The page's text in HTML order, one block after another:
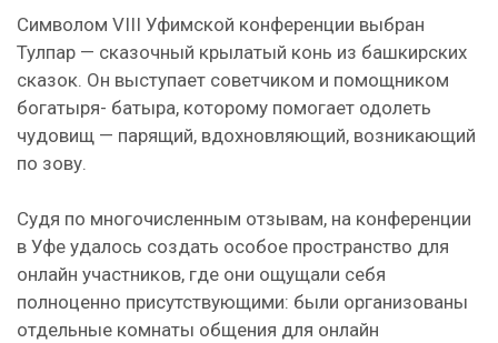
Символом VIII Уфимской конференции выбран
Тулпар — сказочный крылатый конь из башкирских
сказок. Он выступает советчиком и помощником
богатыря- батыра, которому помогает одолеть
чудовищ — парящий, вдохновляющий, возникающий
по зову.
Судя по многочисленным отзывам, на конференции
в Уфе удалось создать особое пространство для
онлайн участников, где они ощущали себя
полноценно присутствующими: были организованы
отдельные комнаты общения для онлайн